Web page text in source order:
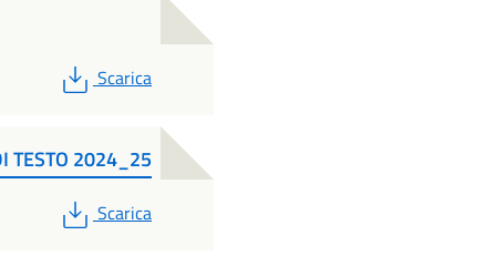
PDF
Scarica
TESTO 2024_25
PDF
Scarica